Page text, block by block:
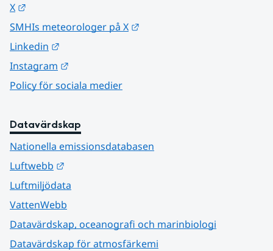
X
SMHIs meteorologer på X
Linkedin
Instagram
Policy för sociala medier
Datavärdskap
Nationella emissionsdatabasen
Luftwebb
Luftmiljödata
VattenWebb
Datavärdskap, oceanografi och marinbiologi
Datavärdskap för atmosfärkemi